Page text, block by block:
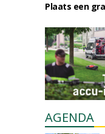
Plaats een
AGENDA